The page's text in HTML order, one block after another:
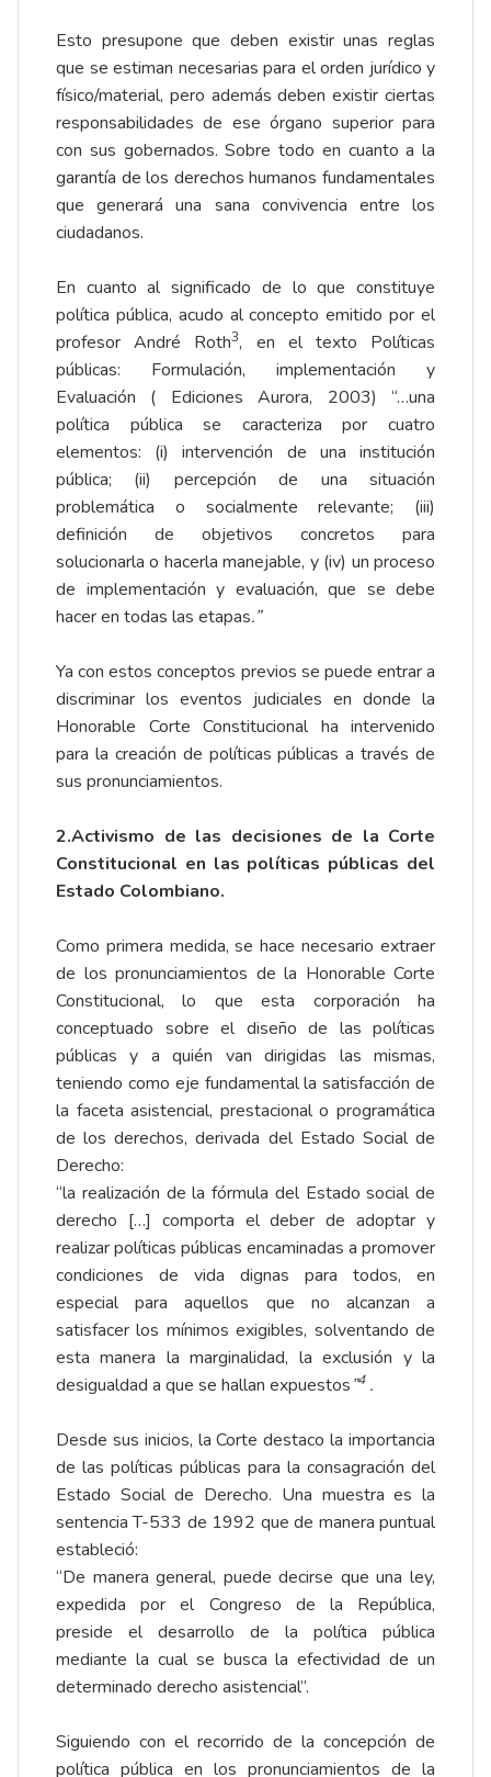
Esto presupone que deben existir unas reglas
que se estiman necesarias para el orden jurídico y
físico/material, pero además deben existir ciertas
responsabilidades de ese órgano superior para
con sus gobernados. Sobre todo en cuanto a la
garantía de los derechos humanos fundamentales
que generará una sana convivencia entre los
ciudadanos.
En cuanto al significado de lo que constituye
política pública, acudo al concepto emitido por el
profesor André Roth3, en el texto Políticas
públicas: Formulación, implementación y
Evaluación ( Ediciones Aurora, 2003) “…una
política pública se caracteriza por cuatro
elementos: (i) intervención de una institución
pública; (ii) percepción de una situación
problemática o socialmente relevante; (iii)
definición de objetivos concretos para
solucionarla o hacerla manejable, y (iv) un proceso
de implementación y evaluación, que se debe
hacer en todas las etapas.”
Ya con estos conceptos previos se puede entrar a
discriminar los eventos judiciales en donde la
Honorable Corte Constitucional ha intervenido
para la creación de políticas públicas a través de
sus pronunciamientos.
2.Activismo de las decisiones de la Corte
Constitucional en las políticas públicas del
Estado Colombiano.
Como primera medida, se hace necesario extraer
de los pronunciamientos de la Honorable Corte
Constitucional, lo que esta corporación ha
conceptuado sobre el diseño de las políticas
públicas y a quién van dirigidas las mismas,
teniendo como eje fundamental la satisfacción de
la faceta asistencial, prestacional o programática
de los derechos, derivada del Estado Social de
Derecho:
“la realización de la fórmula del Estado social de
derecho […] comporta el deber de adoptar y
realizar políticas públicas encaminadas a promover
condiciones de vida dignas para todos, en
especial para aquellos que no alcanzan a
satisfacer los mínimos exigibles, solventando de
esta manera la marginalidad, la exclusión y la
desigualdad a que se hallan expuestos”4.
Desde sus inicios, la Corte destaco la importancia
de las políticas públicas para la consagración del
Estado Social de Derecho. Una muestra es la
sentencia T-533 de 1992 que de manera puntual
estableció:
“De manera general, puede decirse que una ley,
expedida por el Congreso de la República,
preside el desarrollo de la política pública
mediante la cual se busca la efectividad de un
determinado derecho asistencial”.
Siguiendo con el recorrido de la concepción de
política pública en los pronunciamientos de la